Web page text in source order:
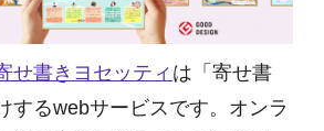
せ書きヨセッティ は「寄せ書
するwebサービスです。オンラ